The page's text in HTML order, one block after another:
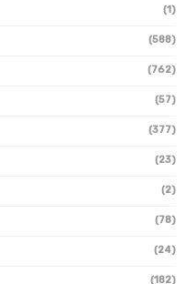
(1)
(588)
(762)
(57)
(377)
(23)
(2)
(78)
(24)
(182)